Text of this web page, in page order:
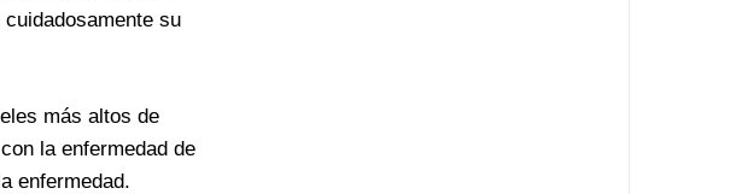
su
más altos de
la enfermedad de
enfermedad.